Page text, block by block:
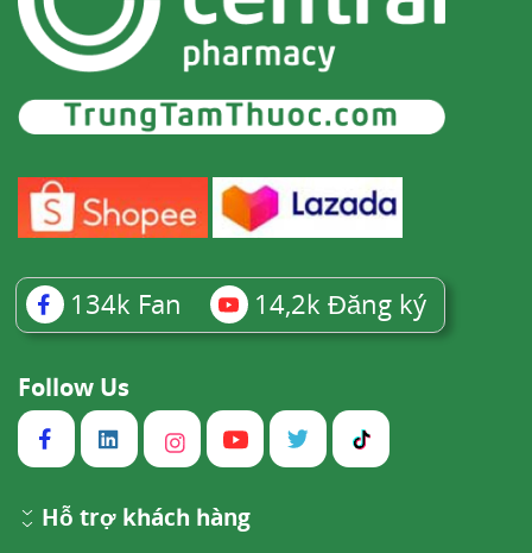
134k Fan 14,2k Đăng ký
Follow Us
Hỗ trợ khách hàng